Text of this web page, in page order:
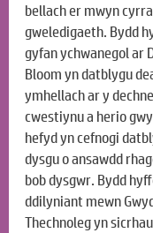
bellach er mwyn
gweledigaeth. Bydd
gyfan ychwanegol ar
Bloom yn datblygu
ymhellach ar y
cwestiynu a herio
hefyd yn cefnogi
dysgu o ansawdd
bob dysgwr. Bydd
ddilyniant mewn
Thechnoleg yn